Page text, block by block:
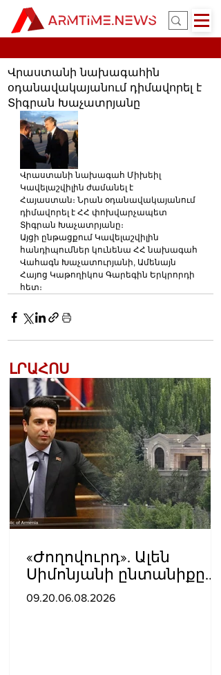
Վրաստանի նախագահին
օդանավակայանում դիմավորել է
Տիգրան Խաչատրյանը
Վրաստանի նախագահ Միխեիլ
Կավելաշվիլին ժամանել է
Հայաստան։ Նրան օդանավակայանում
դիմավորել է ՀՀ փոխվարչապետ
Տիգրան Խաչատրյանը։
Այցի ընթացքում Կավելաշվիլին
հանդիպումներ կունենա ՀՀ նախագահ
Վահագն Խաչատուրյանի, Ամենայն
Հայոց Կաթողիկոս Գարեգին Երկրորդի
հետ։
ԼՐԱՀՈՍ
«Ժողովուրդ». Ալեն
Սիմոնյանի ընտանիքը
լքում է կառավարական
09.20.06.08.2026